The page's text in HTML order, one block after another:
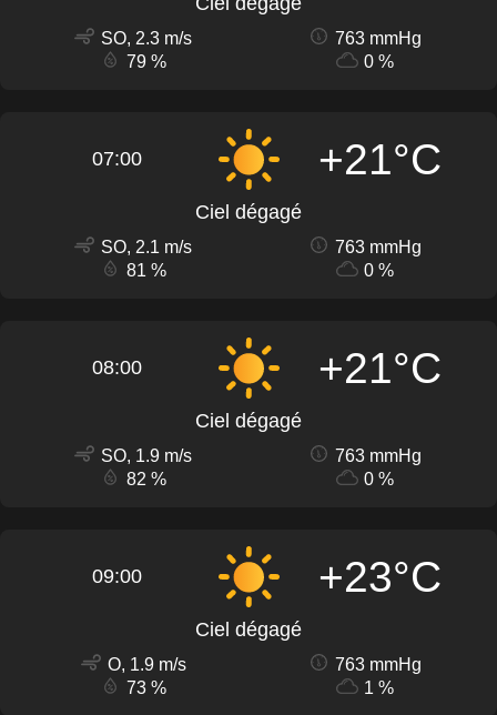
SO, 2.3 m/s
763 mmHg
79 %
0 %
07:00 +21°C
Ciel dégagé
SO, 2.1 m/s
763 mmHg
81 %
0 %
08:00 +21°C
Ciel dégagé
SO, 1.9 m/s
763 mmHg
82 %
0 %
09:00 +23°C
Ciel dégagé
O, 1.9 m/s
763 mmHg
73 %
1 %